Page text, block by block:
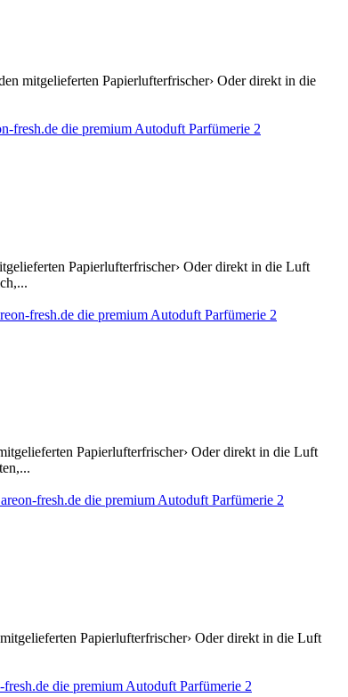
mitgelieferten Papierlufterfrischer› Oder direkt in die
Papierlufterfrischer› Oder direkt in die Luft
Papierlufterfrischer› Oder direkt in die Luft
Papierlufterfrischer› Oder direkt in die Luft